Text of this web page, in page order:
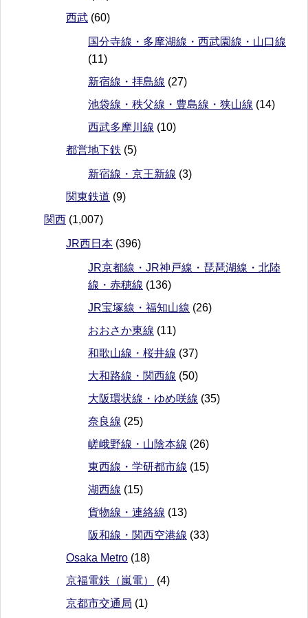
西武 (60)
国分寺線・多摩湖線・西武園線・山口線
(11)
新宿線・拝島線 (27)
池袋線・秩父線・豊島線・狭山線 (14)
西武多摩川線 (10)
都営地下鉄 (5)
新宿線・京王新線 (3)
関東鉄道 (9)
関西 (1,007)
JR西日本 (396)
JR京都線・JR神戸線・琵琶湖線・北陸
線・赤穂線 (136)
JR宝塚線・福知山線 (26)
おおさか東線 (11)
和歌山線・桜井線 (37)
大和路線・関西線 (50)
大阪環状線・ゆめ咲線 (35)
奈良線 (25)
嵯峨野線・山陰本線 (26)
東西線・学研都市線 (15)
湖西線 (15)
貨物線・連絡線 (13)
阪和線・関西空港線 (33)
Osaka Metro (18)
京福電鉄（嵐電）
(4)
京都市交通局 (1)